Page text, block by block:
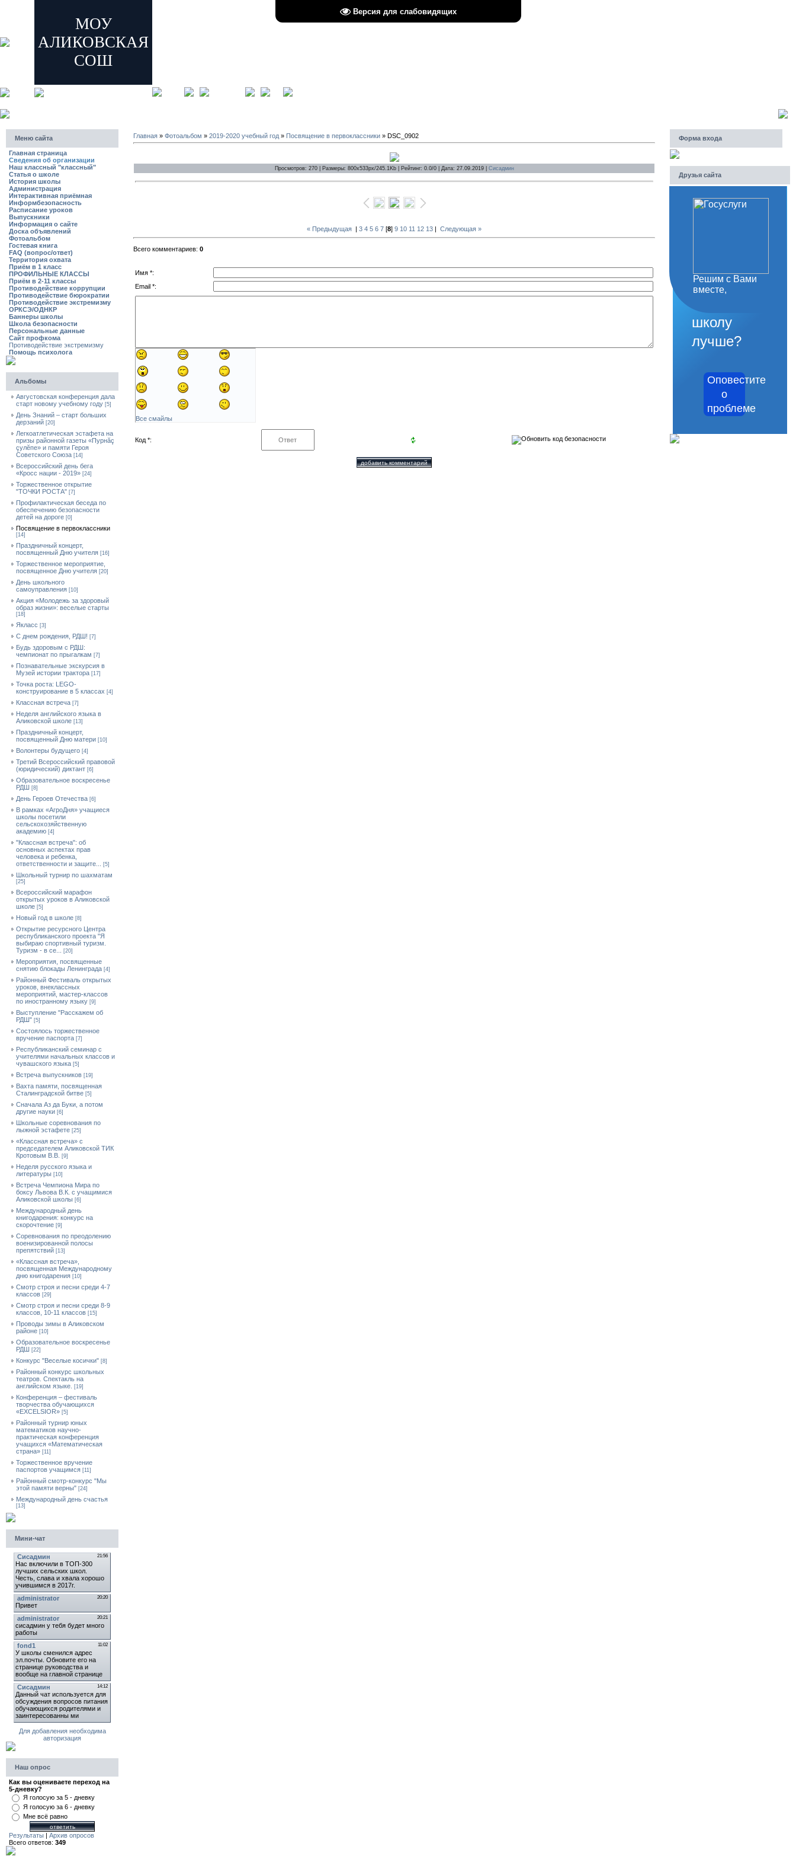
Версия для слабовидящих
МОУ
АЛИКОВСКАЯ
СОШ
Меню сайта
Главная страница
Сведения об организации
Наш классный "классный"
Статья о школе
История школы
Администрация
Интерактивная приёмная
Информбезопасность
Расписание уроков
Выпускники
Информация о сайте
Доска объявлений
Фотоальбом
Гостевая книга
FAQ (вопрос/ответ)
Территория охвата
Приём в 1 класс
ПРОФИЛЬНЫЕ КЛАССЫ
Приём в 2-11 классы
Противодействие коррупции
Противодействие бюрократии
Противодействие экстремизму
ОРКСЭ/ОДНКР
Баннеры школы
Школа безопасности
Персональные данные
Сайт профкома
Противодействие экстремизму
Помощь психолога
Альбомы
Августовская конференция дала
старт новому учебному году [5]
День Знаний – старт больших
дерзаний [20]
Легкоатлетическая эстафета на
призы районной газеты «Пурнăç
çулĕпе» и памяти Героя
Советского Союза [14]
Всероссийский день бега
«Кросс нации - 2019» [24]
Торжественное открытие
"ТОЧКИ РОСТА" [7]
Профилактическая беседа по
обеспечению безопасности
детей на дороге [0]
Посвящение в первоклассники
[14]
Праздничный концерт,
посвященный Дню учителя [16]
Торжественное мероприятие,
посвященное Дню учителя [20]
День школьного
самоуправления [10]
Акция «Молодежь за здоровый
образ жизни»: веселые старты
[18]
Якласс [3]
С днем рождения, РДШ! [7]
Будь здоровым с РДШ:
чемпионат по прыгалкам [7]
Познавательные экскурсия в
Музей истории трактора [17]
Точка роста: LEGO-
конструирование в 5 классах [4]
Классная встреча [7]
Неделя английского языка в
Аликовской школе [13]
Праздничный концерт,
посвященный Дню матери [10]
Волонтеры будущего [4]
Третий Всероссийский правовой
(юридический) диктант [6]
Образовательное воскресенье
РДШ [8]
День Героев Отечества [6]
В рамках «АгроДня» учащиеся
школы посетили
сельскохозяйственную
академию [4]
"Классная встреча": об
основных аспектах прав
человека и ребенка,
ответственности и защите...
[5]
Школьный турнир по шахматам
[25]
Всероссийский марафон
открытых уроков в Аликовской
школе [5]
Новый год в школе [8]
Открытие ресурсного Центра
республиканского проекта "Я
выбираю спортивный туризм.
Туризм - в се...
[20]
Мероприятия, посвященные
снятию блокады Ленинграда [4]
Районный Фестиваль открытых
уроков, внеклассных
мероприятий, мастер-классов
по иностранному языку [9]
Выступление "Расскажем об
РДШ" [5]
Состоялось торжественное
вручение паспорта [7]
Республиканский семинар с
учителями начальных классов и
чувашского языка [5]
Встреча выпускников [19]
Вахта памяти, посвященная
Сталинградской битве [5]
Сначала Аз да Буки, а потом
другие науки [6]
Школьные соревнования по
лыжной эстафете [25]
«Классная встреча» с
председателем Аликовской ТИК
Кротовым В.В.
[9]
Неделя русского языка и
литературы [10]
Встреча Чемпиона Мира по
боксу Львова В.К. с учащимися
Аликовской школы [6]
Международный день
книгодарения: конкурс на
скорочтение [9]
Cоревнования по преодолению
военизированной полосы
препятствий [13]
«Классная встреча»,
посвященная Международному
дню книгодарения [10]
Смотр строя и песни среди 4-7
классов [29]
Смотр строя и песни среди 8-9
классов, 10-11 классов [15]
Проводы зимы в Аликовском
районе [10]
Образовательное воскресенье
РДШ [22]
Конкурс "Веселые косички" [8]
Районный конкурс школьных
театров. Спектакль на
английском языке.
[19]
Конференция – фестиваль
творчества обучающихся
«EXCELSIOR» [5]
Районный турнир юных
математиков научно-
практическая конференция
учащихся «Математическая
страна» [11]
Торжественное вручение
паспортов учащимся [11]
Районный смотр-конкурс "Мы
этой памяти верны" [24]
Международный день счастья
[13]
Мини-чат
Для добавления необходима
авторизация
Наш опрос
Как вы оцениваете переход на
5-дневку?
Я голосую за 5 - дневку
Я голосую за 6 - дневку
Мне всё равно
Результаты | Архив опросов
Всего ответов: 349
Главная » Фотоальбом » 2019-2020 учебный год » Посвящение в первоклассники » DSC_0902
Просмотров: 270 | Размеры: 800x533px/245.1Kb | Рейтинг: 0.0/0 | Дата: 27.09.2019 | Сисадмин
« Предыдущая | 3 4 5 6 7 [8] 9 10 11 12 13 | Следующая »
Всего комментариев: 0
Имя *:
Email *:
Все смайлы
Код *:
Форма входа
Друзья сайта
Решим с Вами
вместе,
как
школу
лучше?
Оповестите
о
проблеме